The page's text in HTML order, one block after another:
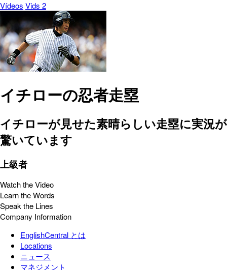
Vídeos Vids 2
イチローの忍者走塁
イチローが見せた素晴らしい走塁に実況が
驚いています
上級者
Watch the Video
Learn the Words
Speak the Lines
Company Information
EnglishCentral とは
Locations
ニュース
マネジメント